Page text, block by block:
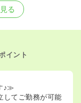
る
イント
♪≫
てご勤務が可能